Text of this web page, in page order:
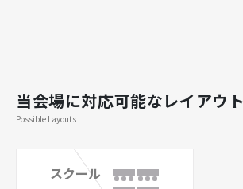
当会場に対応可能なレイアウト
Possible Layouts
スクール